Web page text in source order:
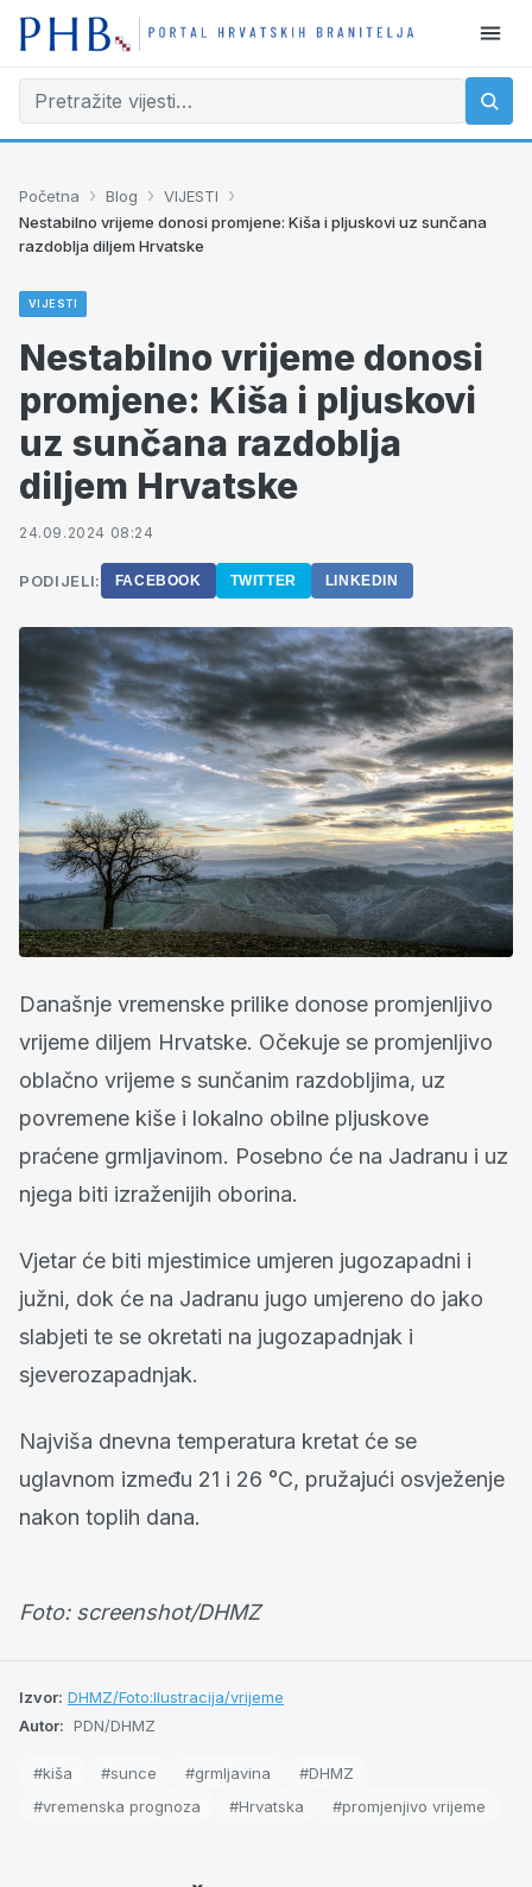
Početna › Blog › VIJESTI ›
Nestabilno vrijeme donosi promjene: Kiša i pljuskovi uz sunčana
razdoblja diljem Hrvatske
VIJESTI
Nestabilno vrijeme donosi
promjene: Kiša i pljuskovi
uz sunčana razdoblja
diljem Hrvatske
24.09.2024 08:24
PODIJELI: FACEBOOK TWITTER LINKEDIN
Današnje vremenske prilike donose promjenljivo
vrijeme diljem Hrvatske. Očekuje se promjenljivo
oblačno vrijeme s sunčanim razdobljima, uz
povremene kiše i lokalno obilne pljuskove
praćene grmljavinom. Posebno će na Jadranu i uz
njega biti izraženijih oborina.
Vjetar će biti mjestimice umjeren jugozapadni i
južni, dok će na Jadranu jugo umjereno do jako
slabjeti te se okretati na jugozapadnjak i
sjeverozapadnjak.
Najviša dnevna temperatura kretat će se
uglavnom između 21 i 26 °C, pružajući osvježenje
nakon toplih dana.
Foto: screenshot/DHMZ
Izvor: DHMZ/Foto:Ilustracija/vrijeme
Autor: PDN/DHMZ
#kiša #sunce #grmljavina
#DHMZ
#vremenska prognoza
#Hrvatska #promjenjivo vrijeme